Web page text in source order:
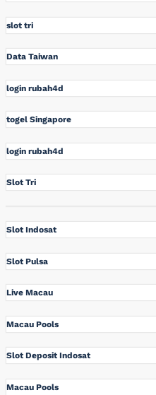
slot tri
Data Taiwan
login rubah4d
togel Singapore
login rubah4d
Slot Tri
Slot Indosat
Slot Pulsa
Live Macau
Macau Pools
Slot Deposit Indosat
Macau Pools